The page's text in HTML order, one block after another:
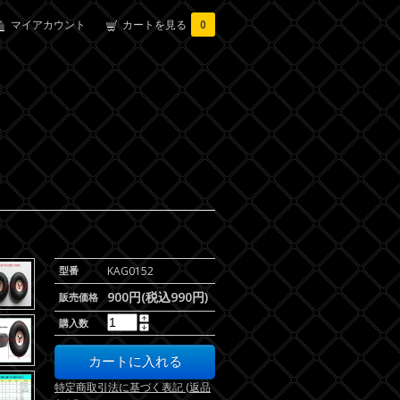
マイアカウント カートを見る 0
型番 KAG0152
販売価格 900円(税込990円)
購入数
特定商取引法に基づく表記 (返品